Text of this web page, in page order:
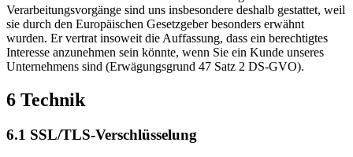
Verarbeitungsvorgänge sind uns insbesondere deshalb gestattet, weil
sie durch den Europäischen Gesetzgeber besonders erwähnt
wurden. Er vertrat insoweit die Auffassung, dass ein berechtigtes
Interesse anzunehmen sein könnte, wenn Sie ein Kunde unseres
Unternehmens sind (Erwägungsgrund 47 Satz 2 DS-GVO).
6 Technik
6.1 SSL/TLS-Verschlüsselung